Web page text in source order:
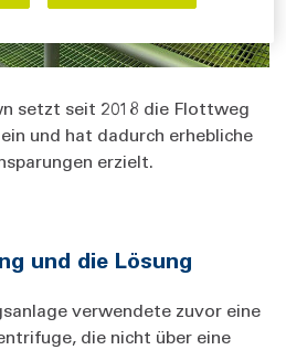
setzt seit 2018 die Flottweg
und hat dadurch erhebliche
erzielt.
und die Lösung
verwendete zuvor eine
die nicht über eine